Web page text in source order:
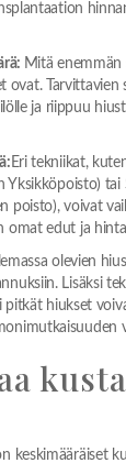
Mitä enemmän
ovat. Tarvittavien
ja riippuu
Eri tekniikat,
Yksikköpoisto) tai
poisto), voivat
omat edut ja
olevien
Lisäksi
pitkät hiukset
keskimääräiset